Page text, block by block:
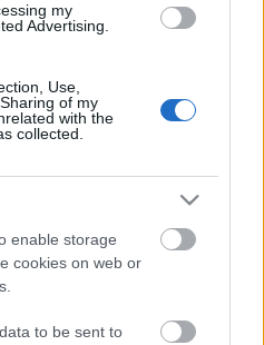
my
Advertising.
Use,
of my
with the
collected.
enable storage
cookies on web or
to be sent to
- JÚLIUS 30-RA
A FÖLD EGÉSZ